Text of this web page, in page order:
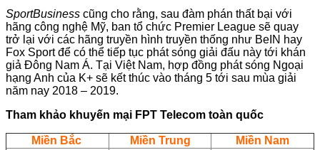
SportBusiness cũng cho rằng, sau đàm phán thất bại với
hãng công nghệ Mỹ, ban tổ chức Premier League sẽ quay
trở lại với các hãng truyền hình truyền thống như BeIN hay
Fox Sport để có thể tiếp tục phát sóng giải đấu này tới khán
giả Đông Nam Á. Tại Việt Nam, hợp đồng phát sóng Ngoại
hạng Anh của K+ sẽ kết thúc vào tháng 5 tới sau mùa giải
năm nay 2018 – 2019.
Tham khảo khuyến mại FPT Telecom toàn quốc
Miền Bắc Miền Trung Miền Nam